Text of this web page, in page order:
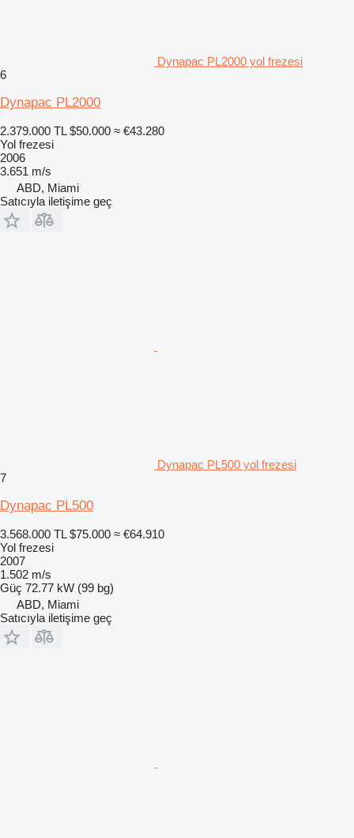
Dynapac PL2000 yol frezesi
6
Dynapac PL2000
2.379.000 TL $50.000 ≈ €43.280
Yol frezesi
2006
3.651 m/s
ABD, Miami
Satıcıyla iletişime geç
Dynapac PL500 yol frezesi
7
Dynapac PL500
3.568.000 TL $75.000 ≈ €64.910
Yol frezesi
2007
1.502 m/s
Güç 72.77 kW (99 bg)
ABD, Miami
Satıcıyla iletişime geç